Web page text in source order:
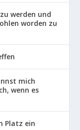
werden und
worden zu
mich
wenn es
Platz ein